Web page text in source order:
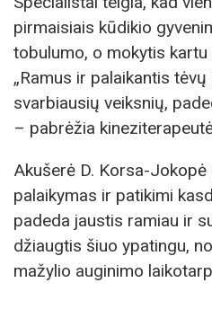
pirmaisiais kūdikio
tobulumo, o mokytis kartu
„Ramus ir palaikantis
svarbiausių veiksnių,
– pabrėžia
Akušerė D. Korsa-
palaikymas ir patikimi
padeda jaustis ramiau ir
džiaugtis šiuo ypatingu,
mažylio auginimo